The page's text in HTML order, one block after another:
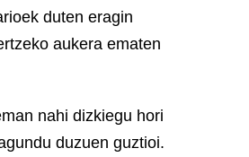
duten eragin
aukera ematen
nahi dizkiegu hori
duzuen guztioi.